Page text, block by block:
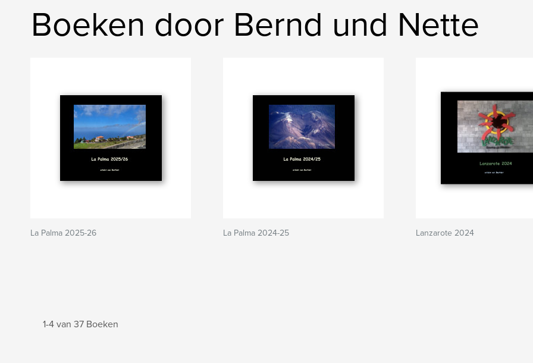
Boeken door Bernd und Nette
La Palma 2025-26 La Palma 2024-25 Lanzarote 2024
1-4 van 37 Boeken